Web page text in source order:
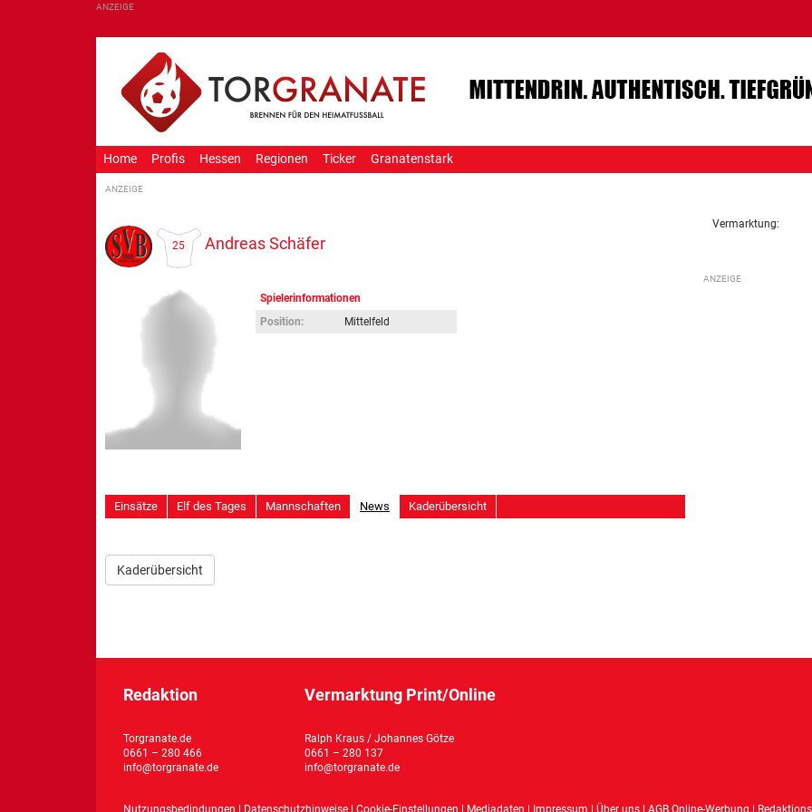
Home Profis Hessen Regionen Ticker Granatenstark
25 Andreas Schäfer
Spielerinformationen
Position:
Mittelfeld
Einsätze Elf des Tages Mannschaften News Kaderübersicht
Kaderübersicht
Vermarktung:
Redaktion Vermarktung Print/Online
Torgranate.de
0661 – 280 466
info@torgranate.de
Ralph Kraus / Johannes Götze
0661 – 280 137
info@torgranate.de
Nutzungsbedindungen Datenschutzhinweise Cookie-Einstellungen Mediadaten Impressum Über uns AGB Online-Werbung